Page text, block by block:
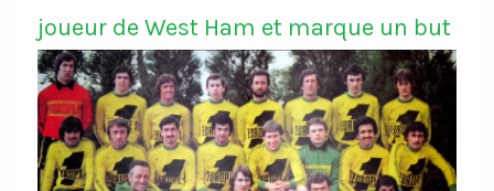
joueur de West Ham et marque un but